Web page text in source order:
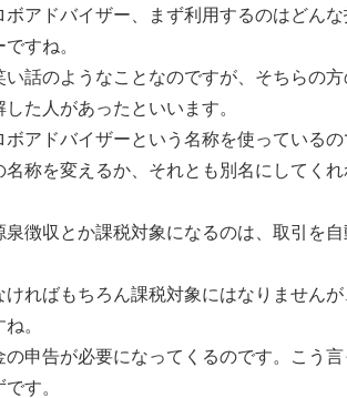
ボアドバイザー、まず利用するのはどん
すね。
い話のようなことなのですが、そちらの
た人があったといいます。
ボアドバイザーという名称を使っている
名称を変えるか、それとも別名にしてく
泉徴収とか課税対象になるのは、取引を
ければもちろん課税対象にはなりません
。
の申告が必要になってくるのです。こう
す。